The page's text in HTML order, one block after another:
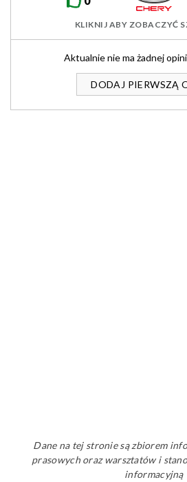
KLIKNIJ ABY ZOBACZYĆ
Aktualnie nie ma żadnej
DODAJ PIERWSZĄ
Dane na tej stronie są zbiorem
prasowych oraz warsztatów i
informacyjną